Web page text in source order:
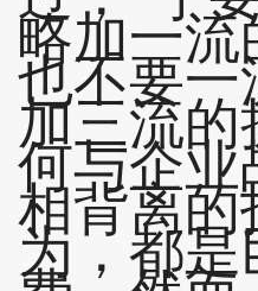
略加一
也不要一
加三流的
何与企业
相背离的
为，都是